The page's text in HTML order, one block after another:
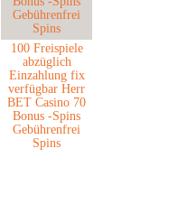
100 Freispiele
abzüglich
Einzahlung fix
verfügbar Herr
BET Casino 70
Bonus -Spins
Gebührenfrei
Spins